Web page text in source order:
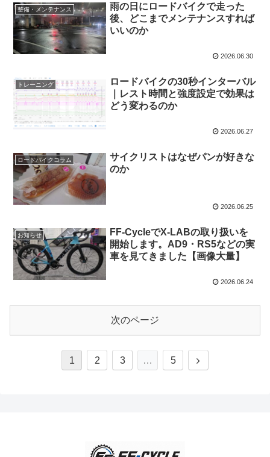
整備・メンテナンス
雨の日にロードバイクで走った
後、どこまでメンテナンスすれば
いいのか
2026.06.30
トレーニング
ロードバイクの30秒インターバル
｜レスト時間と強度設定で効果は
どう変わるのか
2026.06.27
ロードバイクコラム
サイクリストはなぜパンが好きな
のか
2026.06.25
お知らせ
FF-CycleでX-LABの取り扱いを
開始します。AD9・RS5などの実
車を見てきました【画像大量】
2026.06.24
次のページ
1 2 3 … 5